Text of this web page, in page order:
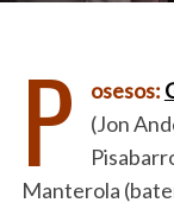
P osesos:
(Jon
Manterola